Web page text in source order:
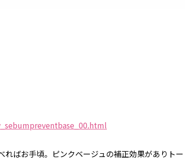
ればお手頃。ピンクベージュの補正効果がありトー